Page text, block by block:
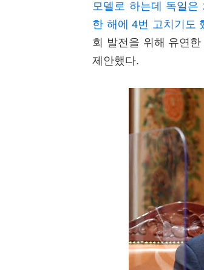
모델로 하는데 독일
한 해에 4번 고치기도
회 발전을 위해 유연한
제안했다.